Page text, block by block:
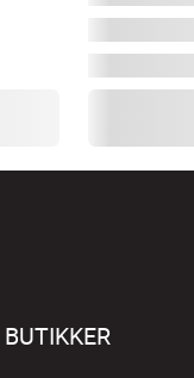
BUTIKKER